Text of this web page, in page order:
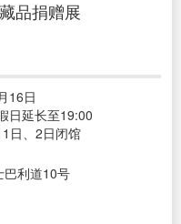
品捐赠展
16日
日延长至19:00
日、2日闭馆
巴利道10号